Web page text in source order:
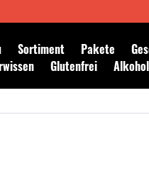
Sortiment Pakete
Glutenfrei